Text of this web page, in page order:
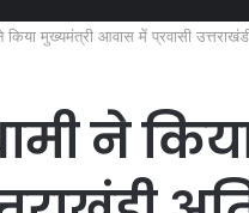
किया मुख्यमंत्री आवास में प्रवासी
ने